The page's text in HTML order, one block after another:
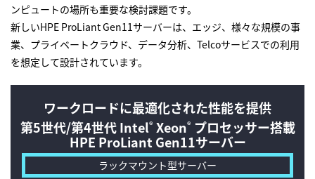
ンピュートの場所も重要な検討課題です。
新しいHPE ProLiant Gen11サーバーは、エッジ、様々な規模の事
業、プライベートクラウド、データ分析、Telcoサービスでの利用
を想定して設計されています。
ワークロードに最適化された性能を提供
第5世代/第4世代 Intel® Xeon® プロセッサー搭載
HPE ProLiant Gen11サーバー
ラックマウント型サーバー